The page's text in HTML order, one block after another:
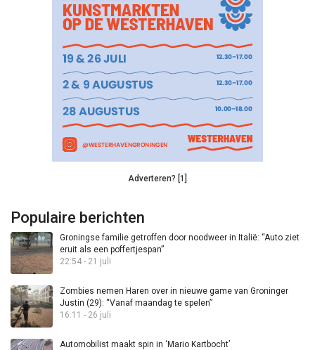
Adverteren? [1]
Populaire berichten
Groningse familie getroffen door noodweer in Italië: “Auto ziet
eruit als een poffertjespan”
22:54 - 21 juli
Zombies nemen Haren over in nieuwe game van Groninger
Justin (29): “Vanaf maandag te spelen”
16:11 - 26 juli
Automobilist maakt spin in ‘Mario Kartbocht’